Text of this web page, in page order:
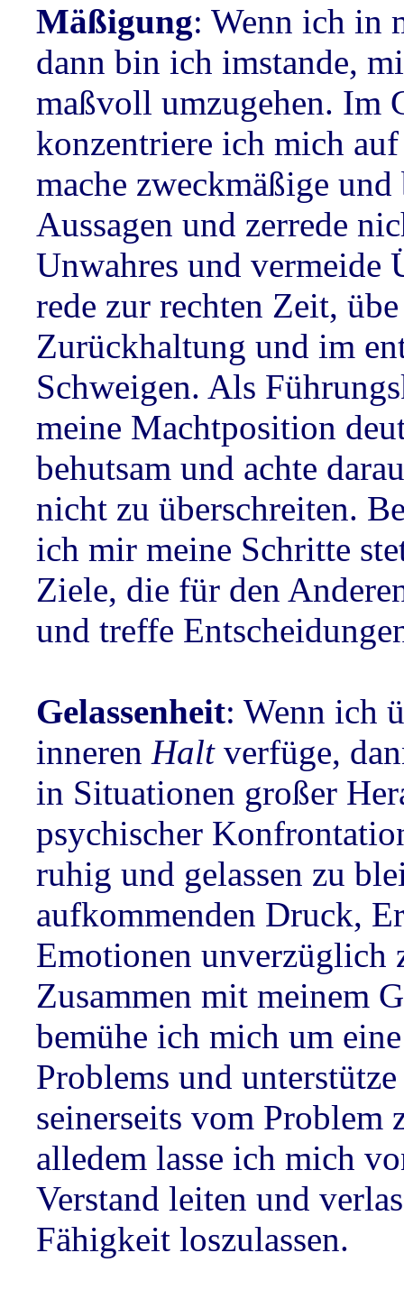
Mäßigung: Wenn ich in
dann bin ich imstande,
maßvoll umzugehen. Im
konzentriere ich mich
mache zweckmäßige und
Aussagen und zerrede
Unwahres und vermeide
rede zur rechten Zeit,
Zurückhaltung und im
Schweigen. Als
meine Machtposition
behutsam und achte
nicht zu überschreiten.
ich mir meine Schritte
Ziele, die für den
und treffe
Gelassenheit: Wenn ich
inneren Haltverfüge,
in Situationen großer
psychischer
ruhig und gelassen zu
aufkommenden Druck,
Emotionen unverzüglich
Zusammen mit meinem
bemühe ich mich um
Problems und
seinerseits vom Problem
alledem lasse ich mich
Verstand leiten und
Fähigkeit loszulassen.